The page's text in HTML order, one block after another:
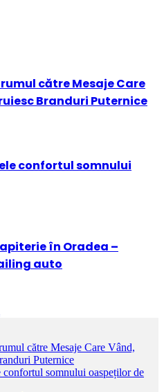
către Mesaje Care
Branduri Puternice
confortul somnului
în Oradea –
auto
către Mesaje Care Vând,
Puternice
somnului oaspeților de